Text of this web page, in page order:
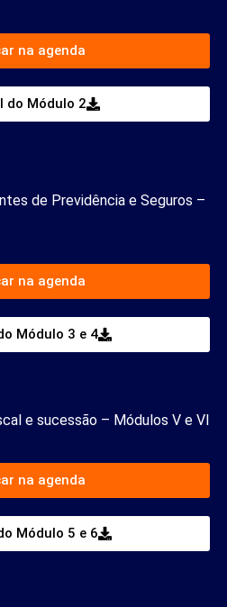
na agenda
do Módulo 2
de Previdência e Seguros –
na agenda
Módulo 3 e 4
e sucessão – Módulos V e VI
na agenda
Módulo 5 e 6